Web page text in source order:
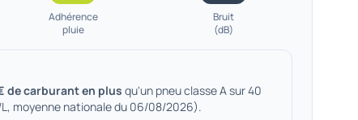
Adhérence
pluie
Bruit
(dB)
de carburant en plus qu'un pneu classe A sur 40
moyenne nationale du 06/08/2026).